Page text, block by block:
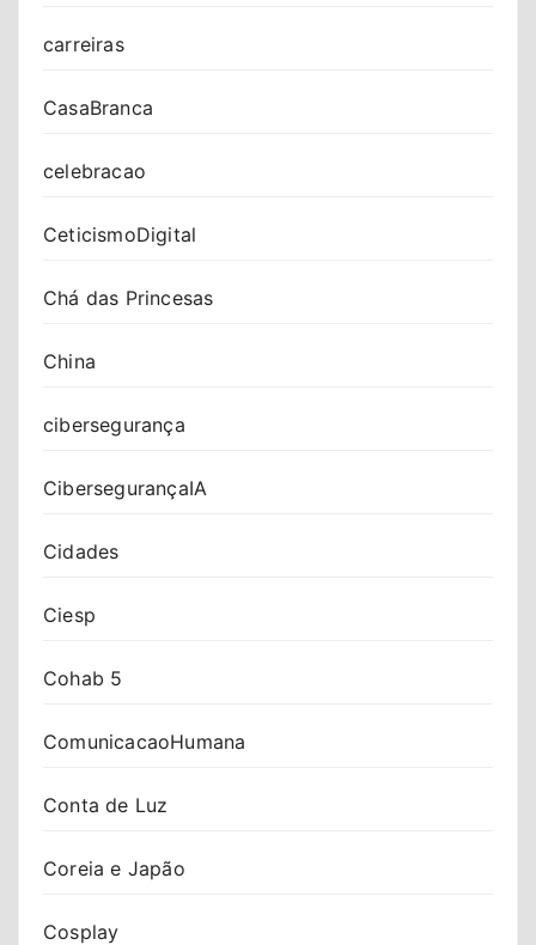
carreiras
CasaBranca
celebracao
CeticismoDigital
Chá das Princesas
China
cibersegurança
CibersegurançaIA
Cidades
Ciesp
Cohab 5
ComunicacaoHumana
Conta de Luz
Coreia e Japão
Cosplay